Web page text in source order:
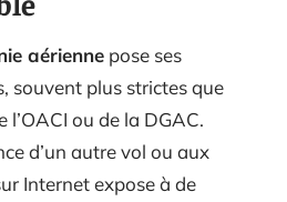
aérienne pose ses
souvent plus strictes que
l’OACI ou de la DGAC.
d’un autre vol ou aux
Internet expose à de